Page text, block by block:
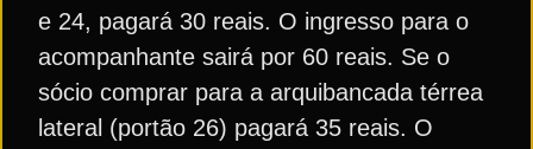
e 24, pagará 30 reais. O ingresso para o
acompanhante sairá por 60 reais. Se o
sócio comprar para a arquibancada térrea
lateral (portão 26) pagará 35 reais. O